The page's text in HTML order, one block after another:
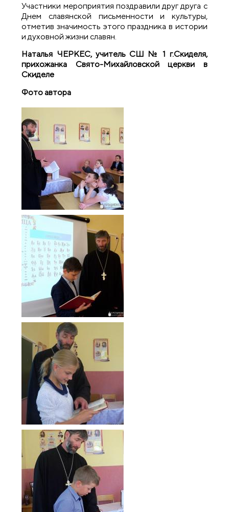
Участники мероприятия поздравили друг друга с
Днем славянской письменности и культуры,
отметив значимость этого праздника в истории
и духовной жизни славян.
Наталья ЧЕРКЕС, учитель СШ № 1 г.Скиделя,
прихожанка Свято-Михайловской церкви в
Скиделе
Фото автора